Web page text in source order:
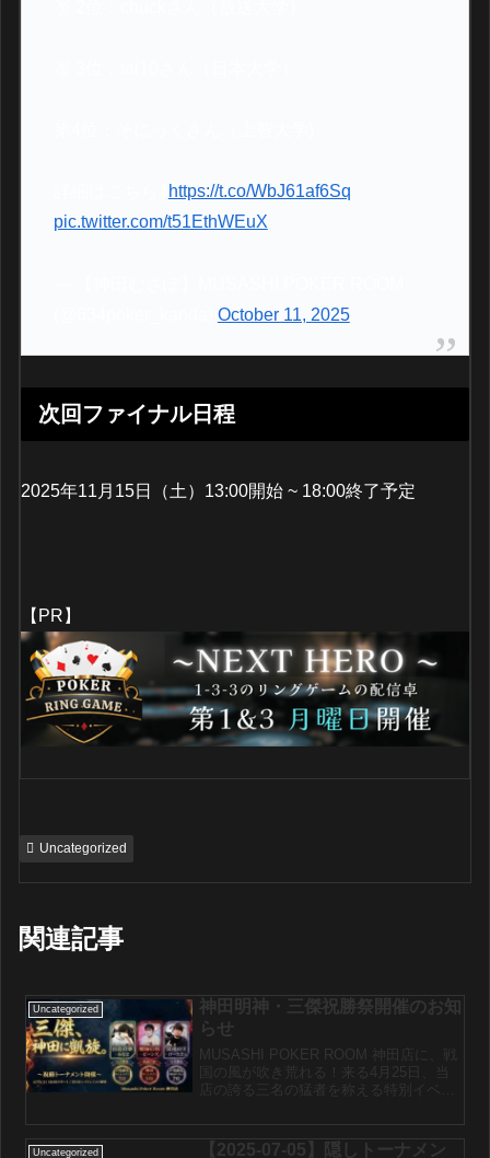
https://t.co/WbJ61af6Sq
pic.twitter.com/t51EthWEuX
October 11, 2025
次回ファイナル日程
2025年11月15日（土）13:00開始 ~ 18:00終了予定
【PR】
Uncategorized
関連記事
Uncategorized
神田明神・三傑祝勝祭開催のお知
らせ
MUSASHI POKER ROOM 神田店に、戦
国の風が吹き荒れる！来る4月25日、当
店の誇る三名の猛者を称える特別イベン
ード・コンプリートバトル」の開催が決
定いたしました。本イベントは、数々の
Uncategorized
【2025-07-05】隠しトーナメン